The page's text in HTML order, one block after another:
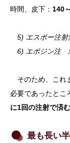
時間、皮下： 140
5) エスポー注
6) エポジン注
そのため、これ
必要であったとこ
に1回の注射で済む
最も長い